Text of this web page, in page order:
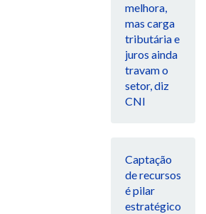
melhora,
mas carga
tributária e
juros ainda
travam o
setor, diz
CNI
Captação
de recursos
é pilar
estratégico